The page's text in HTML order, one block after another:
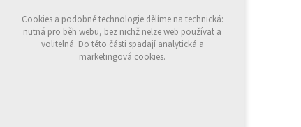
Odmítnout vše
Cookies a podobné technologie dělíme na technická:
nutná pro běh webu, bez nichž nelze web používat a
volitelná. Do této části spadají analytická a
marketingová cookies.